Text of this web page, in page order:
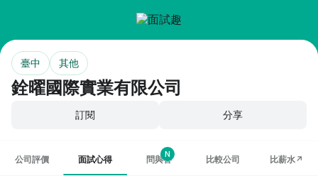
銓曜國際實業有限公司
臺中 其他
訂閱 分享
公司評價 面試心得 問與答
N
比較公司 比薪水↗